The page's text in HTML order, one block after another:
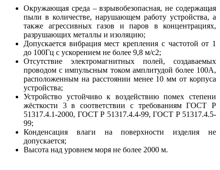
Окружающая среда – взрывобезопасная, не содержащая
пыли в количестве, нарушающем работу устройства, а
также агрессивных газов и паров в концентрациях,
разрушающих металлы и изоляцию;
Допускается вибрация мест крепления с частотой от 1
до 100Гц с ускорением не более 9,8 м/с2;
Отсутствие электромагнитных полей, создаваемых
проводом с импульсным током амплитудой более 100А,
расположенным на расстоянии менее 10 мм от корпуса
устройства;
Устройство устойчиво к воздействию помех степени
жёсткости 3 в соответствии с требованиям ГОСТ Р
51317.4.1-2000, ГОСТ Р 51317.4.4-99, ГОСТ Р 51317.4.5-
99;
Конденсация влаги на поверхности изделия не
допускается;
Высота над уровнем моря не более 2000 м.